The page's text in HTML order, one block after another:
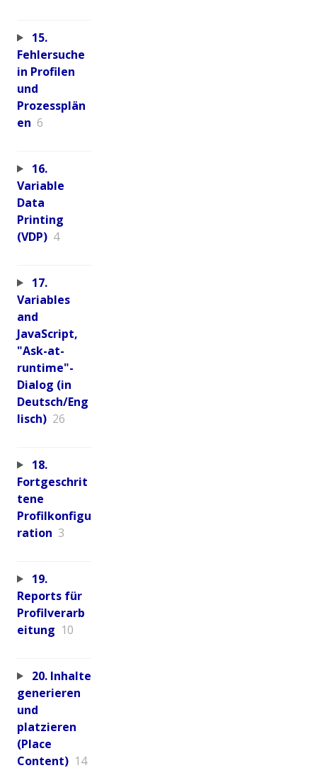
15.
Fehlersuche
in Profilen
und
Prozessplän
en 6
16.
Variable
Data
Printing
(VDP) 4
17.
Variables
and
JavaScript,
"Ask-at-
runtime"-
Dialog (in
Deutsch/Eng
lisch) 26
18.
Fortgeschrit
tene
Profilkonfigu
ration 3
19.
Reports für
Profilverarb
eitung 10
20. Inhalte
generieren
und
platzieren
(Place
Content) 14